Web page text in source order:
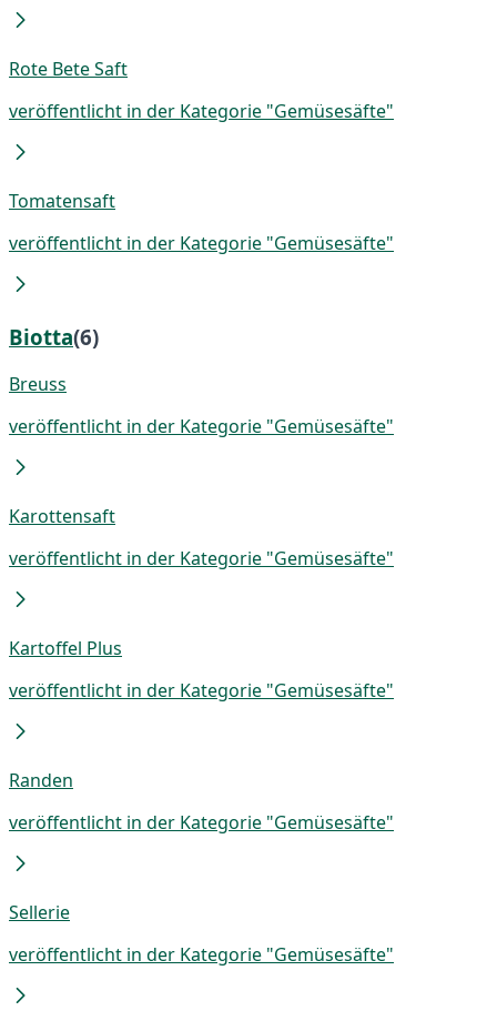
Rote Bete Saft
veröffentlicht in der Kategorie "Gemüsesäfte"
Tomatensaft
veröffentlicht in der Kategorie "Gemüsesäfte"
Biotta(6)
Breuss
veröffentlicht in der Kategorie "Gemüsesäfte"
Karottensaft
veröffentlicht in der Kategorie "Gemüsesäfte"
Kartoffel Plus
veröffentlicht in der Kategorie "Gemüsesäfte"
Randen
veröffentlicht in der Kategorie "Gemüsesäfte"
Sellerie
veröffentlicht in der Kategorie "Gemüsesäfte"